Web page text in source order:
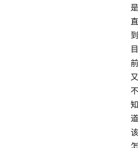
是
直
到
目
前
又
不
知
道
该
怎